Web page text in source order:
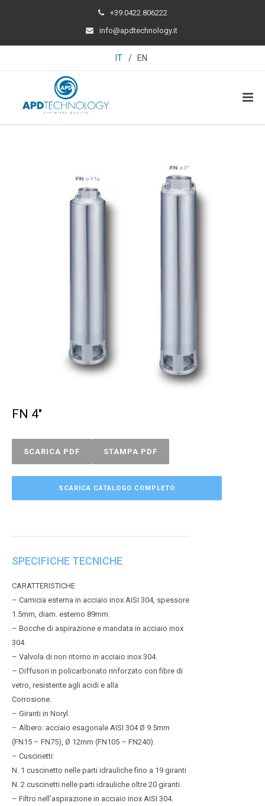
+39.0422.806222
info@apdtechnology.it
IT / EN
FN 4″
SCARICA PDF STAMPA PDF
SCARICA CATALOGO COMPLETO
SPECIFICHE TECNICHE
CARATTERISTICHE
– Camicia esterna in acciaio inox AISI 304, spessore
1.5mm, diam. esterno 89mm.
– Bocche di aspirazione e mandata in acciaio inox
304.
– Valvola di non ritorno in acciaio inox 304.
– Diffusori in policarbonato rinforzato con fibre di
vetro, resistente agli acidi e alla
Corrosione.
– Giranti in Noryl.
– Albero: acciaio esagonale AISI 304 Ø 9.5mm
(FN15 – FN75), Ø 12mm (FN105 – FN240).
– Cuscinetti:
N. 1 cuscinetto nelle parti idrauliche fino a 19 giranti
N. 2 cuscinetti nelle parti idrauliche oltre 20 giranti.
– Filtro nell’aspirazione in acciaio inox AISI 304.